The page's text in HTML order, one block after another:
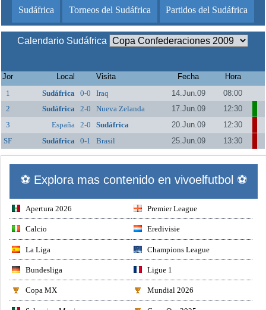
Sudáfrica Torneos del Sudáfrica Partidos del Sudáfrica
Calendario Sudáfrica
Jor Local Visita Fecha
Hora
1
Sudáfrica 0-0 Iraq 14.Jun.09
08:00
2
Sudáfrica 2-0 Nueva Zelanda 17.Jun.09
12:30
3
España 2-0 Sudáfrica 20.Jun.09
12:30
SF
Sudáfrica 0-1 Brasil 25.Jun.09 13:30
⚽ Explora mas contenido en vivoelfutbol ⚽
Apertura 2026 Premier League
Calcio Eredivisie
La Liga Champions League
Bundesliga Ligue 1
Copa MX Mundial 2026